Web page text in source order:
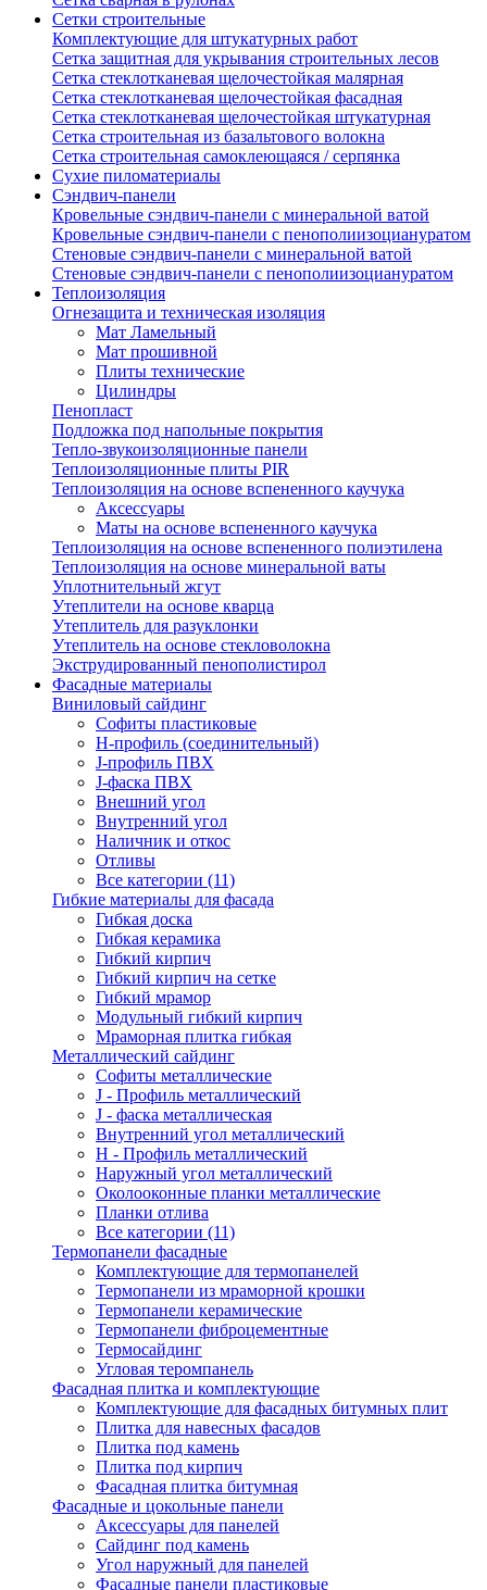
Сетки строительные
Комплектующие для штукатурных работ
Сетка защитная для укрывания строительных лесов
Сетка стеклотканевая щелочестойкая малярная
Сетка стеклотканевая щелочестойкая фасадная
Сетка стеклотканевая щелочестойкая штукатурная
Сетка строительная из базальтового волокна
Сетка строительная самоклеющаяся / серпянка
Сухие пиломатериалы
Сэндвич-панели
Кровельные сэндвич-панели с минеральной ватой
Кровельные сэндвич-панели с пенополиизоциануратом
Стеновые сэндвич-панели с минеральной ватой
Стеновые сэндвич-панели с пенополиизоциануратом
Теплоизоляция
Огнезащита и техническая изоляция
Мат Ламельный
Мат прошивной
Плиты технические
Цилиндры
Пенопласт
Подложка под напольные покрытия
Тепло-звукоизоляционные панели
Теплоизоляционные плиты PIR
Теплоизоляция на основе вспененного каучука
Аксессуары
Маты на основе вспененного каучука
Теплоизоляция на основе вспененного полиэтилена
Теплоизоляция на основе минеральной ваты
Уплотнительный жгут
Утеплители на основе кварца
Утеплитель для разуклонки
Утеплитель на основе стекловолокна
Экструдированный пенополистирол
Фасадные материалы
Виниловый сайдинг
Cофиты пластиковые
H-профиль (соединительный)
J-профиль ПВХ
J-фаска ПВХ
Внешний угол
Внутренний угол
Наличник и откос
Отливы
Все категории (11)
Гибкие материалы для фасада
Гибкая доска
Гибкая керамика
Гибкий кирпич
Гибкий кирпич на сетке
Гибкий мрамор
Модульный гибкий кирпич
Мраморная плитка гибкая
Металлический сайдинг
Cофиты металлические
J - Профиль металлический
J - фаска металлическая
Внутренний угол металлический
Н - Профиль металлический
Наружный угол металлический
Околооконные планки металлические
Планки отлива
Все категории (11)
Термопанели фасадные
Комплектующие для термопанелей
Термопанели из мраморной крошки
Термопанели керамические
Термопанели фиброцементные
Термосайдинг
Угловая теромпанель
Фасадная плитка и комплектующие
Комплектующие для фасадных битумных плит
Плитка для навесных фасадов
Плитка под камень
Плитка под кирпич
Фасадная плитка битумная
Фасадные и цокольные панели
Аксессуары для панелей
Сайдинг под камень
Угол наружный для панелей
Фасадные панели пластиковые